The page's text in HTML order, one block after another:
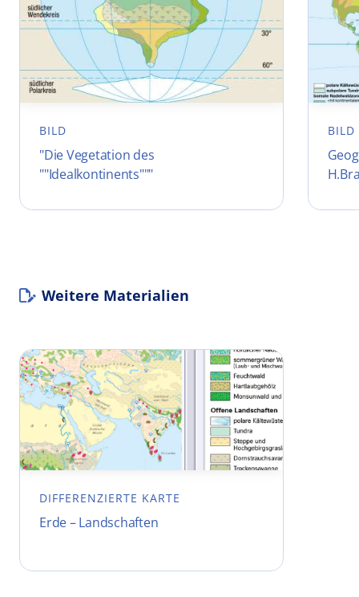
BILD
"Die Vegetation des
""Idealkontinents"""
BILD
Weitere Materialien
DIFFERENZIERTE KARTE
Erde – Landschaften